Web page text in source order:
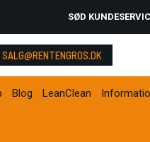
SØD
SALG@RENTENGROS.DK
Blog LeanClean